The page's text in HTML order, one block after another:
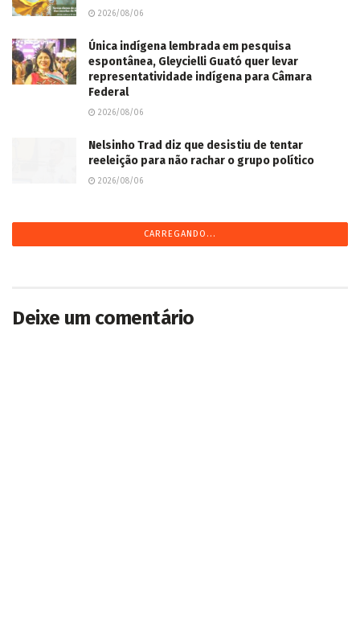
2026/08/06
Única indígena lembrada em pesquisa
espontânea, Gleycielli Guató quer levar
representatividade indígena para Câmara
Federal
2026/08/06
Nelsinho Trad diz que desistiu de tentar
reeleição para não rachar o grupo político
2026/08/06
CARREGANDO...
Deixe um comentário